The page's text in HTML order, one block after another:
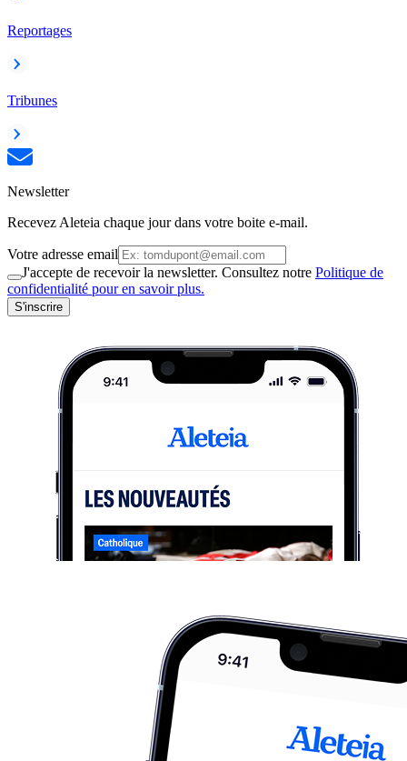
Reportages
Tribunes
Newsletter
Recevez Aleteia chaque jour dans votre boite e-mail.
Votre adresse email
J'accepte de recevoir la newsletter. Consultez notre Politique de
confidentialité pour en savoir plus.
S'inscrire